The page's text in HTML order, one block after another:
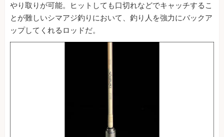
やり取りが可能。ヒットしても口切れなどでキャッチするこ
とが難しいシマアジ釣りにおいて、釣り人を強力にバックア
ップしてくれるロッドだ。